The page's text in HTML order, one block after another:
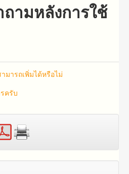
ามหลังการใช้
มารถเพิ่มได้หรือไม่
ครับ